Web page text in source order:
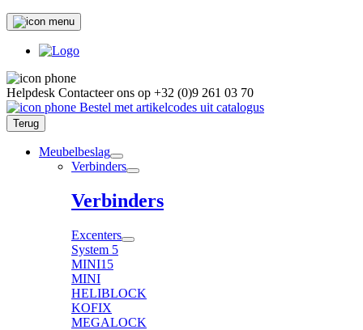
Helpdesk Contacteer ons op +32 (0)9 261 03 70
Bestel met artikelcodes uit catalogus
Terug
Meubelbeslag
Verbinders
Verbinders
Excenters
System 5
MINI15
MINI
HELIBLOCK
KOFIX
MEGALOCK